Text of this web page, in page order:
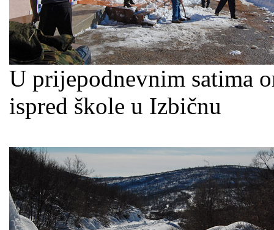
U prijepodnevnim satima
ispred škole u Izbičnu